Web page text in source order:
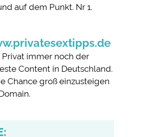
auf dem Punkt. Nr 1.
immer noch der
Content in Deutschland.
Chance groß einzusteigen